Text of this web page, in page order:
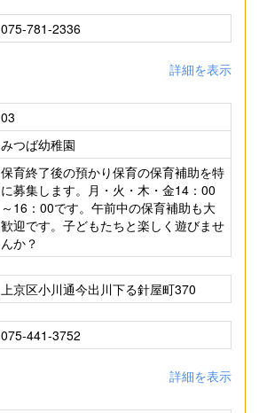
075-781-2336
詳細を表示
03
みつば幼稚園
保育終了後の預かり保育の保育補助を特
に募集します。月・火・木・金14：00
～16：00です。午前中の保育補助も大
歓迎です。子どもたちと楽しく遊びませ
んか？
上京区小川通今出川下る針屋町370
075-441-3752
詳細を表示